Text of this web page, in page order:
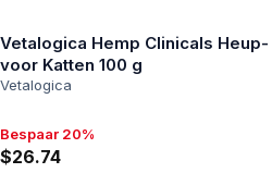
Vetalogica Hemp Clinicals
voor Katten 100 g
Vetalogica
Bespaar 20%, $26.74
Bespaar 20%
$26.74